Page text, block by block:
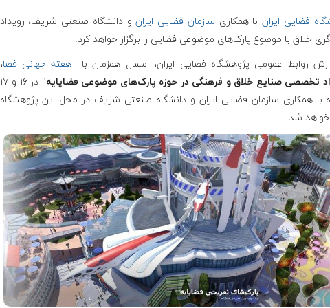
فضایی ایران با همکاری سازمان فضایی ایرانو دانشگاه صنعتی شریف، رویداد
خلاق با موضوع پارک‌های موضوعی فضایی را برگزار خواهد کرد.
روابط عمومی پژوهشگاه فضایی ایران، امسال همزمان با هفته جهانی فضا،
تخصصی صنایع خلاق و فرهنگی در حوزه پارک‌های موضوعی فضاپایه
" در ۱۶ و ۱۷
با همکاری سازمان فضایی ایران و دانشگاه صنعتی شریف در محل این پژوهشگاه
خواهد شد.